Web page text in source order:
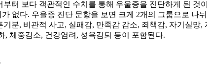
터 보다 객관적인 수치를 통해 우울증을 진단하게 된
없다. 우을증 진단 문항을 보면 크게 2개의 그룹으로 나
분, 비관적 사고, 실패감, 만족감 감소, 죄책감, 자기실
, 체중감소, 건강염려, 성욕감퇴 등이 포함된다.